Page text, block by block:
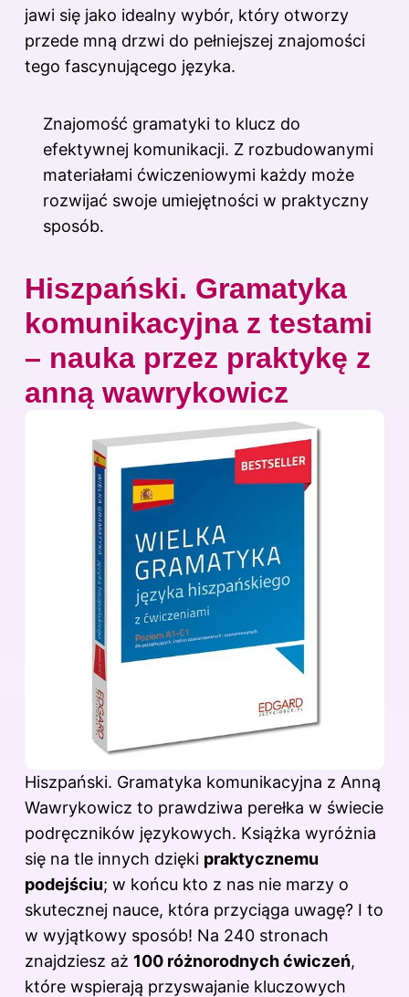
jawi się jako idealny wybór, który otworzy
przede mną drzwi do pełniejszej znajomości
tego fascynującego języka.
Znajomość gramatyki to klucz do
efektywnej komunikacji. Z rozbudowanymi
materiałami ćwiczeniowymi każdy może
rozwijać swoje umiejętności w praktyczny
sposób.
Hiszpański. Gramatyka
komunikacyjna z testami
– nauka przez praktykę z
anną wawrykowicz
Hiszpański. Gramatyka komunikacyjna z Anną
Wawrykowicz to prawdziwa perełka w świecie
podręczników językowych. Książka wyróżnia
się na tle innych dzięki praktycznemu
podejściu; w końcu kto z nas nie marzy o
skutecznej nauce, która przyciąga uwagę? I to
w wyjątkowy sposób! Na 240 stronach
znajdziesz aż 100 różnorodnych ćwiczeń,
które wspierają przyswajanie kluczowych